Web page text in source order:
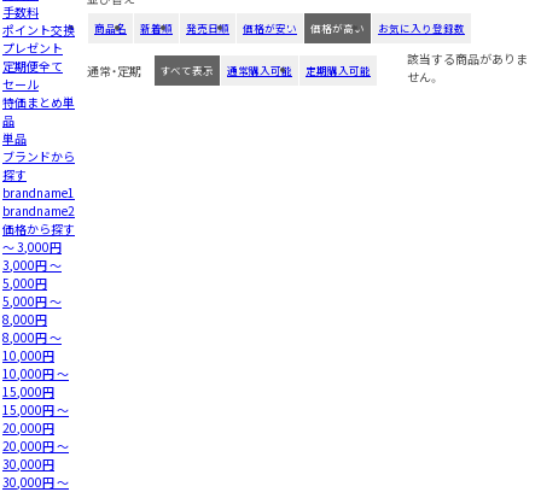
手数料
ポイント交換
プレゼント
定期便全て
セール
特価まとめ単
品
単品
ブランドから
探す
brandname1
brandname2
価格から探す
～ 3,000円
3,000円 ～
5,000円
5,000円 ～
8,000円
8,000円 ～
10,000円
10,000円 ～
15,000円
15,000円 ～
20,000円
20,000円 ～
30,000円
30,000円 ～
商品名 新着順 発売日順 価格が安い 価格が高い お気に入り登録数
通常・定期 すべて表示 通常購入可能 定期購入可能
該当する商品がありま
せん。